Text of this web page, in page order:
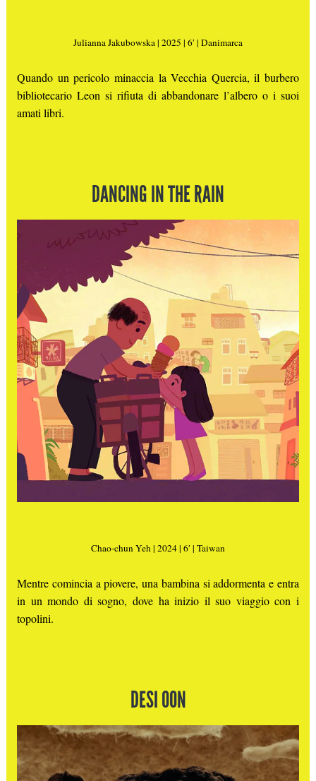
Julianna Jakubowska | 2025 | 6′ | Danimarca
Quando un pericolo minaccia la Vecchia Quercia, il burbero
bibliotecario Leon si rifiuta di abbandonare l’albero o i suoi
amati libri.
DANCING IN THE RAIN
Chao-chun Yeh | 2024 | 6′ | Taiwan
Mentre comincia a piovere, una bambina si addormenta e entra
in un mondo di sogno, dove ha inizio il suo viaggio con i
topolini.
DESI OON